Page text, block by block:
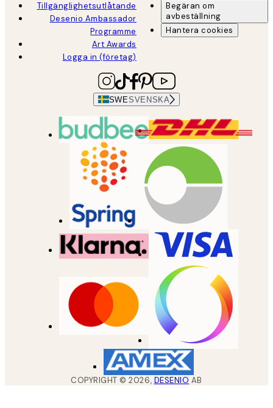
Tillgänglighetsutlåtande
Desenio Ambassador
Programme
Art Awards
Logga in (företag)
Begäran om
avbeställning
Hantera cookies
SWESVENSKA
COPYRIGHT ©2026, DESENIO AB